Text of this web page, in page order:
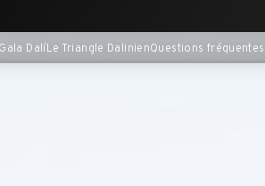
DalíLe Triangle DalinienQuestions fréquentes